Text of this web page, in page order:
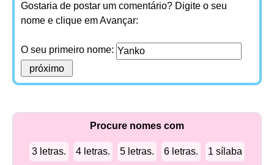
Gostaria de postar um comentário? Digite o seu
nome e clique em Avançar:
O seu primeiro nome:
Procure nomes com
3 letras. 4 letras. 5 letras. 6 letras. 1 sílaba